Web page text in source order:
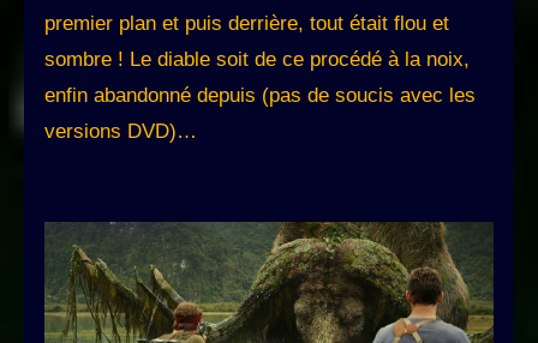
premier plan et puis derrière, tout était flou et
sombre ! Le diable soit de ce procédé à la noix,
enfin abandonné depuis (pas de soucis avec les
versions DVD)…